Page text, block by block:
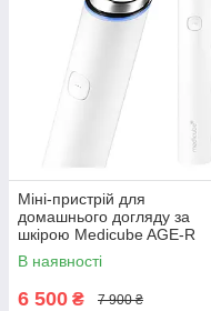
Міні-пристрій для
домашнього догляду за
шкірою Medicube AGE-R
Booster Pro Mini Білий
В наявності
6 500 ₴ 7 900 ₴